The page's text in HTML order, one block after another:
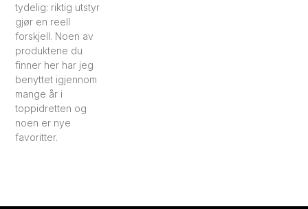
tydelig: riktig utstyr
gjør en reell
forskjell. Noen av
produktene du
finner her har jeg
benyttet igjennom
mange år i
toppidretten og
noen er nye
favoritter.